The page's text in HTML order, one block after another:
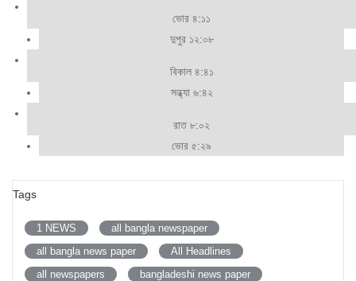
ভোর ৪:১১
দুপুর ১২:০৮
বিকাল ৪:৪১
সন্ধ্যা ৬:৪২
রাত ৮:০২
ভোর ৫:২৯
Tags
1 NEWS
all bangla newspaper
all bangla news paper
All Headlines
all newspapers
bangladeshi news paper